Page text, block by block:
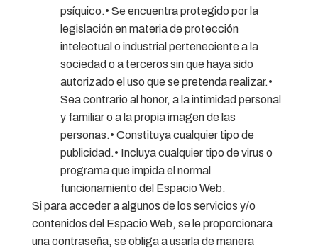
psíquico.• Se encuentra protegido por la
legislación en materia de protección
intelectual o industrial perteneciente a la
sociedad o a terceros sin que haya sido
autorizado el uso que se pretenda realizar.•
Sea contrario al honor, a la intimidad personal
y familiar o a la propia imagen de las
personas.• Constituya cualquier tipo de
publicidad.• Incluya cualquier tipo de virus o
programa que impida el normal
funcionamiento del Espacio Web.
Si para acceder a algunos de los servicios y/o
contenidos del Espacio Web, se le proporcionara
una contraseña, se obliga a usarla de manera